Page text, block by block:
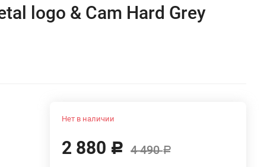
logo & Cam Hard Grey
Нет в наличии
2 880 Р 4 490Р